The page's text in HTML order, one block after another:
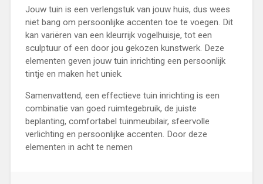
Jouw tuin is een verlengstuk van jouw huis, dus wees
niet bang om persoonlijke accenten toe te voegen. Dit
kan variëren van een kleurrijk vogelhuisje, tot een
sculptuur of een door jou gekozen kunstwerk. Deze
elementen geven jouw tuin inrichting een persoonlijk
tintje en maken het uniek.
Samenvattend, een effectieve tuin inrichting is een
combinatie van goed ruimtegebruik, de juiste
beplanting, comfortabel tuinmeubilair, sfeervolle
verlichting en persoonlijke accenten. Door deze
elementen in acht te nemen